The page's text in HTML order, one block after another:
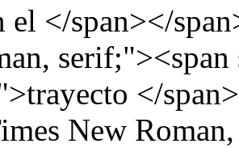
el </span></
</
New